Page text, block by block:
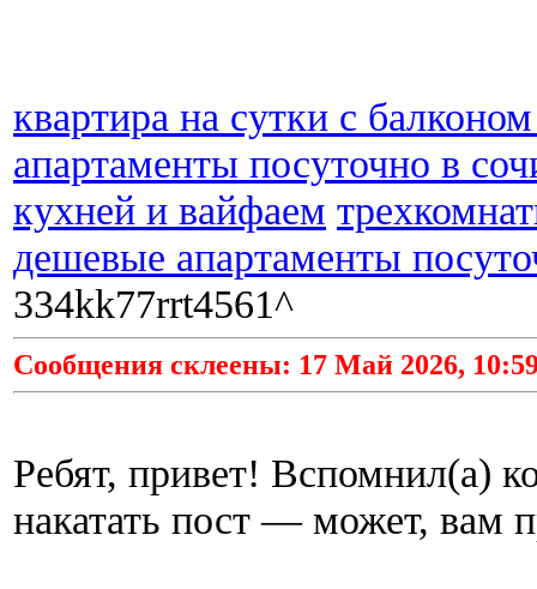
квартира на сутки с
апартаменты посуточно в
кухней и вайфаем
дешевые апартаменты
334kk77rrt4561^
Сообщения склеены: 17 Май 2026,
Ребят, привет! Вспомнил(а)
накатать пост — может, вам